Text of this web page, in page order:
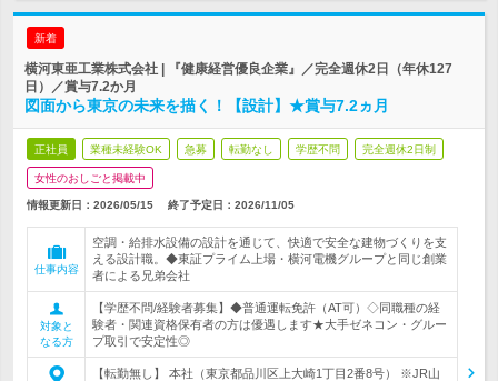
新着
横河東亜工業株式会社 | 『健康経営優良企業』／完全週休2日（年休127
日）／賞与7.2か月
図面から東京の未来を描く！【設計】★賞与7.2ヵ月
正社員 業種未経験OK 急募 転勤なし 学歴不問 完全週休2日制
女性のおしごと掲載中
情報更新日：2026/05/15 終了予定日： 2026/11/05
仕事内容
空調・給排水設備の設計を通じて、快適で安全な建物づくりを支
える設計職。◆東証プライム上場・横河電機グループと同じ創業
者による兄弟会社
対象と
なる方
【学歴不問/経験者募集】◆普通運転免許（AT可）◇同職種の経
験者・関連資格保有者の方は優遇します★大手ゼネコン・グルー
プ取引で安定性◎
【転勤無し】 本社（東京都品川区上大崎1丁目2番8号） ※JR山